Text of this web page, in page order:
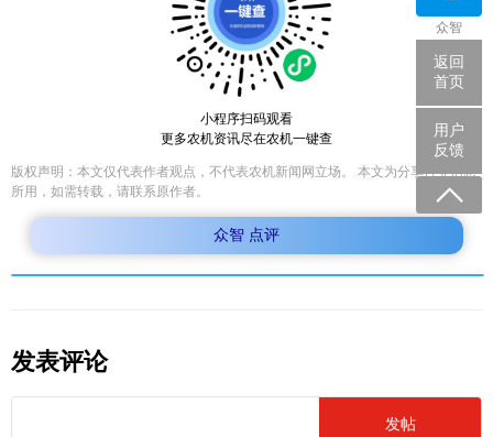
小程序扫码观看
更多农机资讯尽在农机一键查
版权声明：本文仅代表作者观点，不代表农机新闻网立场。 本文为分享行业信息
所用，如需转载，请联系原作者。
众智 点评
发表评论
发帖
众智
返回
首页
用户
反馈